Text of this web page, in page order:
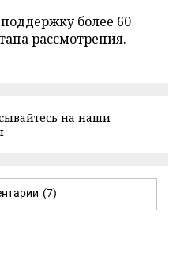
поддержку более 60
рассмотрения.
на наши
(7)